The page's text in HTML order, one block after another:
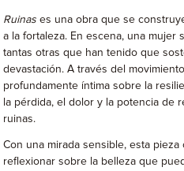
Ruinas es una obra que se
a la fortaleza. En escena, una
tantas otras que han tenido que
devastación. A través del
profundamente íntima sobre la
la pérdida, el dolor y la potencia de
ruinas.
Con una mirada sensible, esta
reflexionar sobre la belleza que